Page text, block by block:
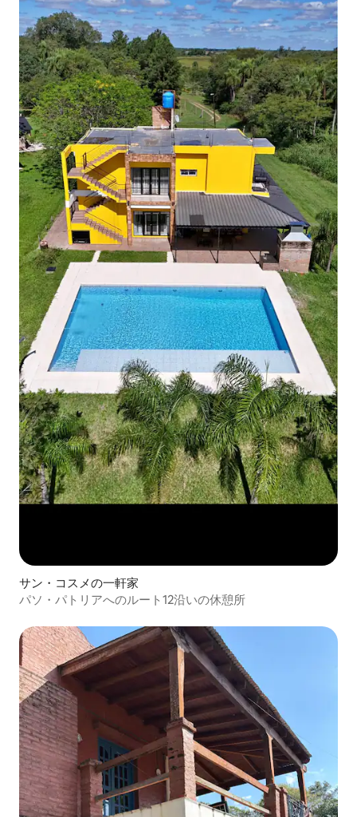
サン・コスメの一軒家
パソ・パトリアへのルート12沿いの休憩所